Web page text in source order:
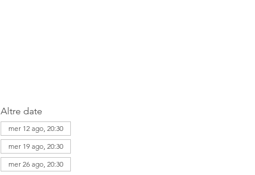
Altre date
mer 12 ago, 20:30
mer 19 ago, 20:30
mer 26 ago, 20:30